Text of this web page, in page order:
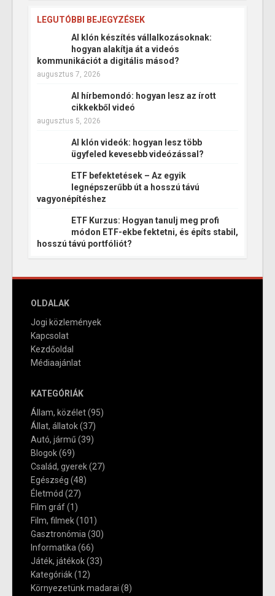
LEGUTÓBBI BEJEGYZÉSEK
AI klón készítés vállalkozásoknak:
hogyan alakítja át a videós
kommunikációt a digitális másod?
augusztus 7, 2026
AI hírbemondó: hogyan lesz az írott
cikkekből videó
augusztus 5, 2026
AI klón videók: hogyan lesz több
ügyfeled kevesebb videózással?
ETF befektetések – Az egyik
legnépszerűbb út a hosszú távú
vagyonépítéshez
ETF Kurzus: Hogyan tanulj meg profi
módon ETF-ekbe fektetni, és építs stabil,
hosszú távú portfóliót?
OLDALAK
Jogi közlemények
Kapcsolat
Kezdőoldal
Médiaajánlat
KATEGÓRIÁK
Állam, közélet(95)
Állat, állatok(37)
Autó, jármű (39)
Blogok(69)
Család, gyerek(27)
Egészség (48)
Életmód (27)
Film gráf(1)
Film, filmek(101)
Gasztronómia(30)
Informatika(66)
Játék, játékok(33)
Kategóriák(12)
Környezetünk madarai (8)